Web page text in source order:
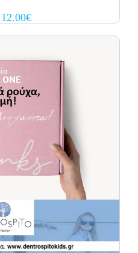
Original
price
12.00€Current
price